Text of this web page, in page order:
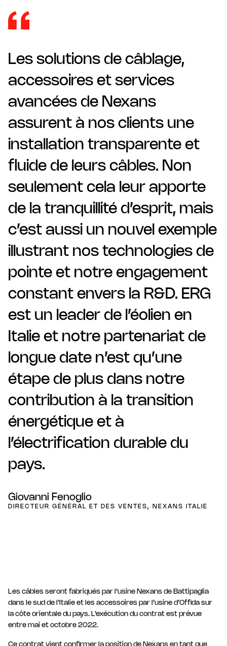
Les solutions de câblage,
accessoires et services
avancées de Nexans
assurent à nos clients une
installation transparente et
fluide de leurs câbles. Non
seulement cela leur apporte
de la tranquillité d’esprit, mais
c’est aussi un nouvel exemple
illustrant nos technologies de
pointe et notre engagement
constant envers la R&D. ERG
est un leader de l’éolien en
Italie et notre partenariat de
longue date n’est qu’une
étape de plus dans notre
contribution à la transition
énergétique et à
l’électrification durable du
pays.
Giovanni Fenoglio
DIRECTEUR GÉNÉRAL ET DES VENTES, NEXANS ITALIE
Les câbles seront fabriqués par l’usine Nexans de Battipaglia
dans le sud de l’Italie et les accessoires par l’usine d’Offida sur
la côte orientale du pays. L’exécution du contrat est prévue
entre mai et octobre 2022.